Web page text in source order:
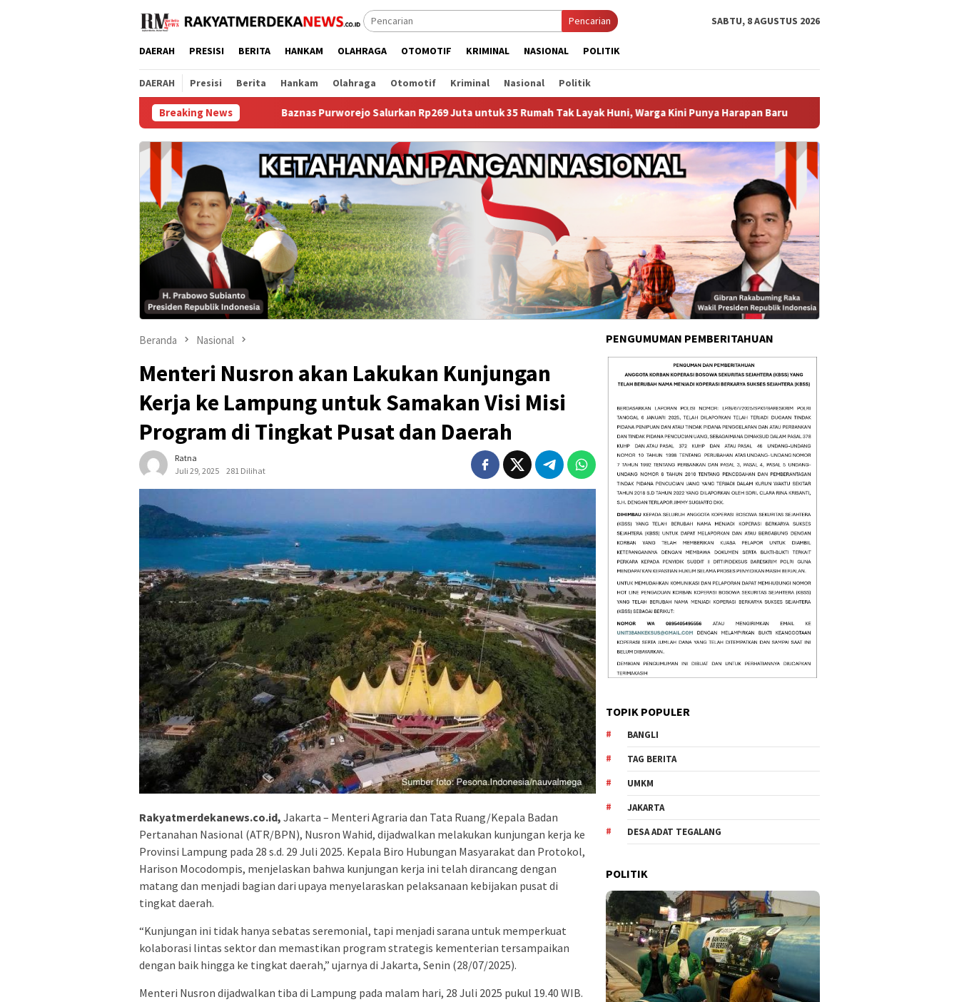
Pencarian SABTU, 8 AGUSTUS 2026
DAERAH PRESISI BERITA HANKAM OLAHRAGA OTOMOTIF KRIMINAL NASIONAL POLITIK
DAERAH Presisi Berita Hankam Olahraga Otomotif Kriminal Nasional Politik
Breaking News
Baznas Purworejo Salurkan Rp269 Juta untuk 35 Rumah Tak Layak Huni, Warga Kini Punya Harapan Baru ‎ DPRD Sambas Gelar Rapat Paripurna, KUA-
Beranda Nasional
Menteri Nusron akan Lakukan Kunjungan
Kerja ke Lampung untuk Samakan Visi Misi
Program di Tingkat Pusat dan Daerah
Ratna
Juli 29, 2025
281 Dilihat
Rakyatmerdekanews.co.id, Jakarta – Menteri Agraria dan Tata Ruang/Kepala Badan
Pertanahan Nasional (ATR/BPN), Nusron Wahid, dijadwalkan melakukan kunjungan kerja ke
Provinsi Lampung pada 28 s.d. 29 Juli 2025. Kepala Biro Hubungan Masyarakat dan Protokol,
Harison Mocodompis, menjelaskan bahwa kunjungan kerja ini telah dirancang dengan
matang dan menjadi bagian dari upaya menyelaraskan pelaksanaan kebijakan pusat di
tingkat daerah.
“Kunjungan ini tidak hanya sebatas seremonial, tapi menjadi sarana untuk memperkuat
kolaborasi lintas sektor dan memastikan program strategis kementerian tersampaikan
dengan baik hingga ke tingkat daerah,” ujarnya di Jakarta, Senin (28/07/2025).
Menteri Nusron dijadwalkan tiba di Lampung pada malam hari, 28 Juli 2025 pukul 19.40 WIB.
PENGUMUMAN PEMBERITAHUAN
TOPIK POPULER
BANGLI
TAG BERITA
UMKM
JAKARTA
DESA ADAT TEGALANG
POLITIK